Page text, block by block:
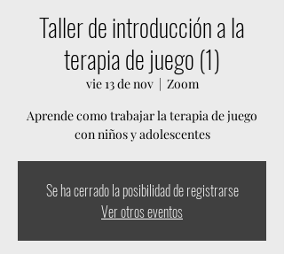
Taller de introducción a la
terapia de juego (1)
vie 13 de nov
  |
Zoom
Aprende como trabajar la terapia de juego
con niños y adolescentes
Se ha cerrado la posibilidad de registrarse
Ver otros eventos